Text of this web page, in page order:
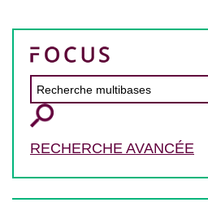
RECHERCHE AVANCÉE